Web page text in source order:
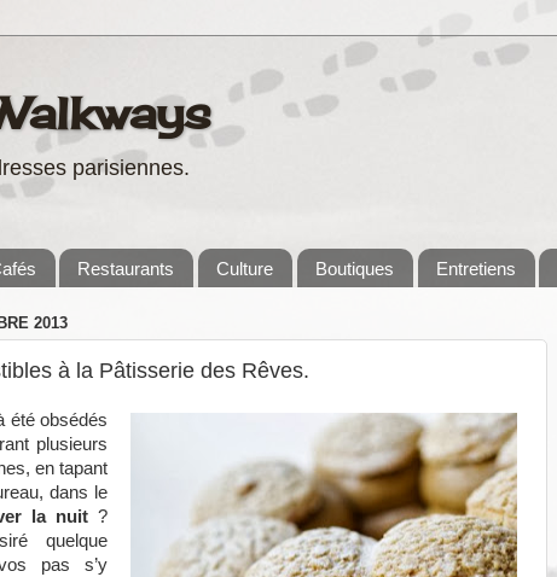
parisiennes.
Restaurants Culture Boutiques Entretiens
2013
à la Pâtisserie des Rêves.
été obsédés
plusieurs
en tapant
dans le
la nuit ?
quelque
pas s’y